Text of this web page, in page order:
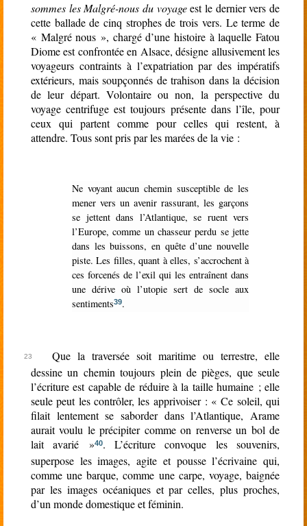
sommes les Malgré-nous du voyageest le dernier vers de
cette ballade de cinq strophes de trois vers. Le terme de
« Malgré nous », chargé d’une histoire à laquelle Fatou
Diome est confrontée en Alsace, désigne allusivement les
voyageurs contraints à l’expatriation par des impératifs
extérieurs, mais soupçonnés de trahison dans la décision
de leur départ. Volontaire ou non, la perspective du
voyage centrifuge est toujours présente dans l’île, pour
ceux qui partent comme pour celles qui restent, à
attendre. Tous sont pris par les marées de la vie :
Ne voyant aucun chemin susceptible de les
mener vers un avenir rassurant, les garçons
se jettent dans l’Atlantique, se ruent vers
l’Europe, comme un chasseur perdu se jette
dans les buissons, en quête d’une nouvelle
piste. Les filles, quant à elles, s’accrochent à
ces forcenés de l’exil qui les entraînent dans
une dérive où l’utopie sert de socle aux
sentiments39.
Que la traversée soit maritime ou terrestre, elle
dessine un chemin toujours plein de pièges, que seule
l’écriture est capable de réduire à la taille humaine ; elle
seule peut les contrôler, les apprivoiser : « Ce soleil, qui
filait lentement se saborder dans l’Atlantique, Arame
aurait voulu le précipiter comme on renverse un bol de
lait avarié »40. L’écriture convoque les souvenirs,
superpose les images, agite et pousse l’écrivaine qui,
comme une barque, comme une carpe, voyage, baignée
par les images océaniques et par celles, plus proches,
d’un monde domestique et féminin.